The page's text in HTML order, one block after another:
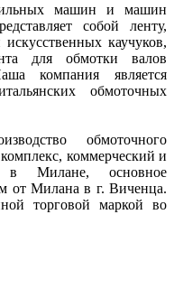
машин и машин
собой ленту,
каучуков,
для обмотки валов
компания является
обмоточных
обмоточного
коммерческий и
в Милане, основное
от Милана в г. Виченца.
торговой маркой во